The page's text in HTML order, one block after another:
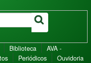
Biblioteca
AVA -
Periódicos Ouvidoria